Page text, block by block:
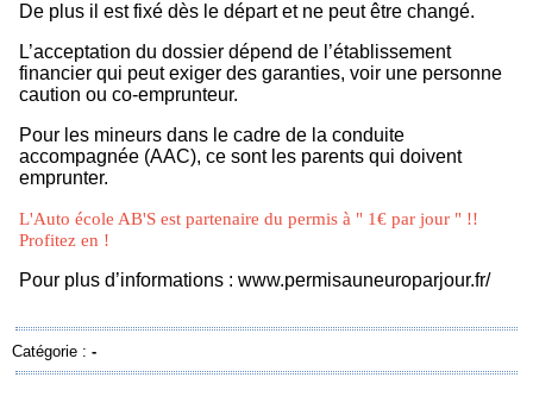
De plus il est fixé dès le départ et ne peut être changé.
L’acceptation du dossier dépend de l’établissement
financier qui peut exiger des garanties, voir une personne
caution ou co-emprunteur.
Pour les mineurs dans le cadre de la conduite
accompagnée (AAC), ce sont les parents qui doivent
emprunter.
L'Auto école AB'S est partenaire du permis à " 1€ par jour " !!
Profitez en !
Pour plus d’informations : www.permisauneuroparjour.fr/
Catégorie : -